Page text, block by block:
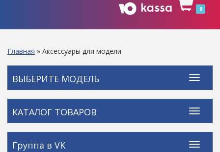
0
Главная » Аксессуары для модели
ВЫБЕРИТЕ МОДЕЛЬ
КАТАЛОГ ТОВАРОВ
Группа в VK